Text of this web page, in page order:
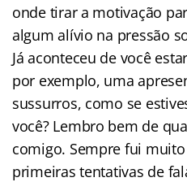
onde tirar a motivação
algum alívio na pressão
Já aconteceu de você
por exemplo, uma
sussurros, como se
você? Lembro bem de
comigo. Sempre fui
primeiras tentativas de